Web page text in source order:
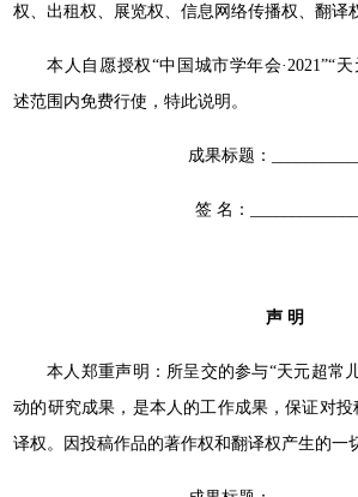
权、出租权、展览权、信息网络传播权、翻译
本人自愿授权“中国城市学年会·2021”“
述范围内免费行使，特此说明。
成果标题：
签 名：
声 明
本人郑重声明：所呈交的参与“天元超常
动的研究成果，是本人的工作成果，保证对
译权。因投稿作品的著作权和翻译权产生的一